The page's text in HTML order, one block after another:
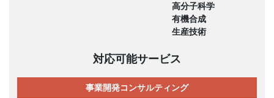
高分子科学
有機合成
生産技術
対応可能サービス
事業開発コンサルティング